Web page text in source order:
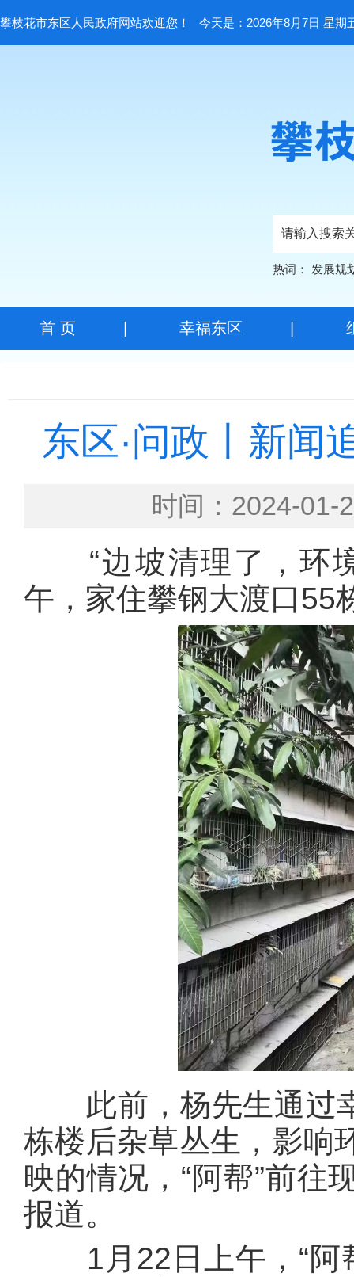
攀枝花市东区人民政府网站欢迎您！ 今天是：2026年8月7日 星期
热词： 发展规
首 页| 幸福东区
东区·问政丨新闻
时间：2024-
“边坡清理了，环境
午，家住攀钢大渡口55
此前，杨先生通过幸
栋楼后杂草丛生，影响
映的情况，“阿帮”前往
报道。
1月22日上午，“阿